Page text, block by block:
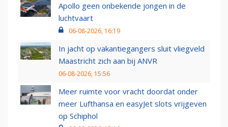
Apollo geen onbekende jongen in de
luchtvaart
06-08-2026, 16:19
In jacht op vakantiegangers sluit vliegveld
Maastricht zich aan bij ANVR
06-08-2026, 15:56
Meer ruimte voor vracht doordat onder
meer Lufthansa en easyJet slots vrijgeven
op Schiphol